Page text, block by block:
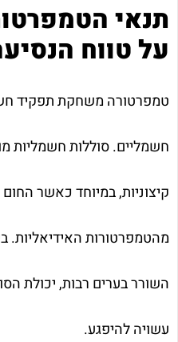
תנאי
על טווח
טמפרטורה משחקת תפקיד
חשמליים. סוללות חשמליות
קיצוניות, במיוחד כאשר
מהטמפרטורות
השורר בערים רבות, יכולת
עשויה להיפגע.